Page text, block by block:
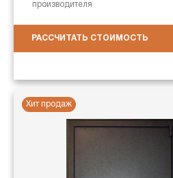
производителя
РАССЧИТАТЬ СТОИМОСТЬ
Хит продаж